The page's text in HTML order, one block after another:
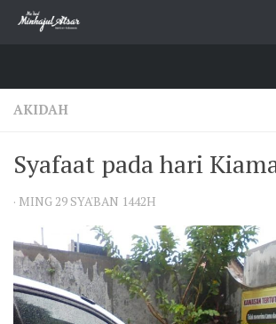
Skip to content
AKIDAH
Syafaat pada hari
· MING 29 SYA'BAN 1442H